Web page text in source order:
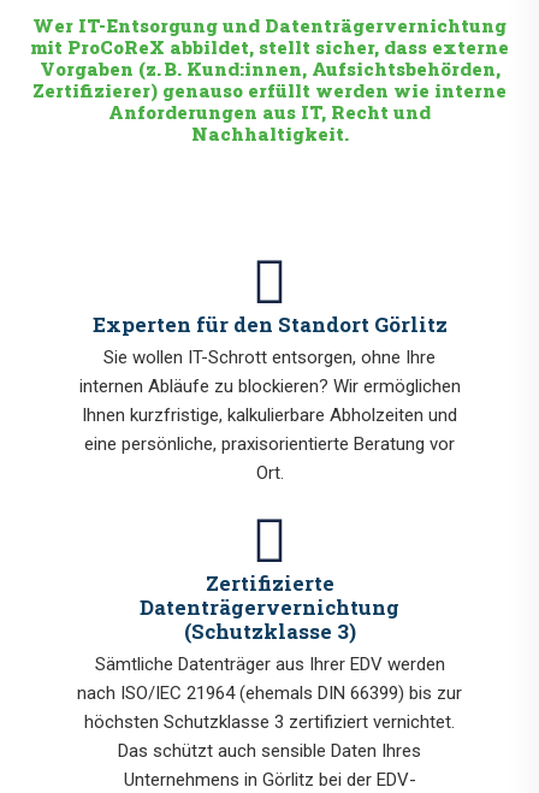
Wer IT-Entsorgung und Datenträgervernichtung
mit ProCoReX abbildet, stellt sicher, dass externe
Vorgaben (z. B. Kund:innen, Aufsichtsbehörden,
Zertifizierer) genauso erfüllt werden wie interne
Anforderungen aus IT, Recht und
Nachhaltigkeit.
Experten für den Standort Görlitz
Sie wollen IT-Schrott entsorgen, ohne Ihre
internen Abläufe zu blockieren? Wir ermöglichen
Ihnen kurzfristige, kalkulierbare Abholzeiten und
eine persönliche, praxisorientierte Beratung vor
Ort.
Zertifizierte
Datenträgervernichtung
(Schutzklasse 3)
Sämtliche Datenträger aus Ihrer EDV werden
nach ISO/IEC 21964 (ehemals DIN 66399) bis zur
höchsten Schutzklasse 3 zertifiziert vernichtet.
Das schützt auch sensible Daten Ihres
Unternehmens in Görlitz bei der EDV-